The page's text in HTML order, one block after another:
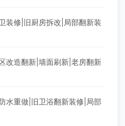
装修|旧厨房拆改|局部翻新装
改造翻新|墙面刷新|老房翻新
水重做|旧卫浴翻新装修|局部